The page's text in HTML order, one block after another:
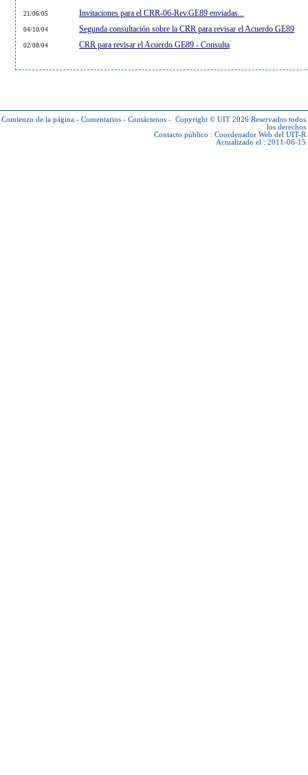
21/06/05 Invitaciones para el CRR-06-Rev.GE89 enviadas...
04/10/04 Segunda consultación sobre la CRR para revisar el Acuerdo GE89
02/08/04 CRR para revisar el Acuerdo GE89 - Consulta
Comienzo de la página - Comentarios - Contáctenos - Copyright © UIT 2026 Reservados todos
los derechos
Contacto público : Coordenador Web del UIT-R
Actualizado el : 2011-06-15